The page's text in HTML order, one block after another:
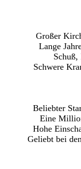
Großer
Lange
Schwere
Beliebter
Eine
Hohe
Geliebt bei